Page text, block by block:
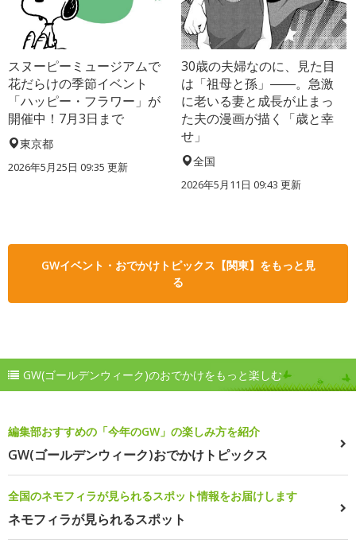
スヌーピーミュージアムで
花だらけの季節イベント
「ハッピー・フラワー」が
開催中！7月3日まで
東京都
2026年5月25日 09:35 更新
30歳の夫婦なのに、見た目
は「祖母と孫」――。急激
に老いる妻と成長が止まっ
た夫の漫画が描く「歳と幸
せ」
全国
2026年5月11日 09:43 更新
GWイベント・おでかけトピックス【関東】をもっと見
る
GW(ゴールデンウィーク)のおでかけをもっと楽しむ
編集部おすすめの「今年のGW」の楽しみ方を紹介
GW(ゴールデンウィーク)おでかけトピックス
全国のネモフィラが見られるスポット情報をお届けします
ネモフィラが見られるスポット